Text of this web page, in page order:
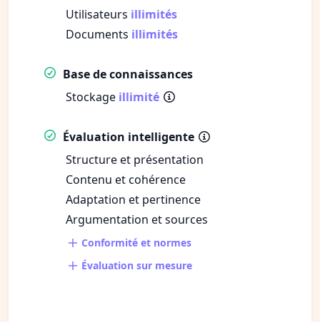
Utilisateurs illimités
Documents illimités
Base de connaissances
Stockage illimité
Évaluation intelligente
Structure et présentation
Contenu et cohérence
Adaptation et pertinence
Argumentation et sources
Conformité et normes
Évaluation sur mesure